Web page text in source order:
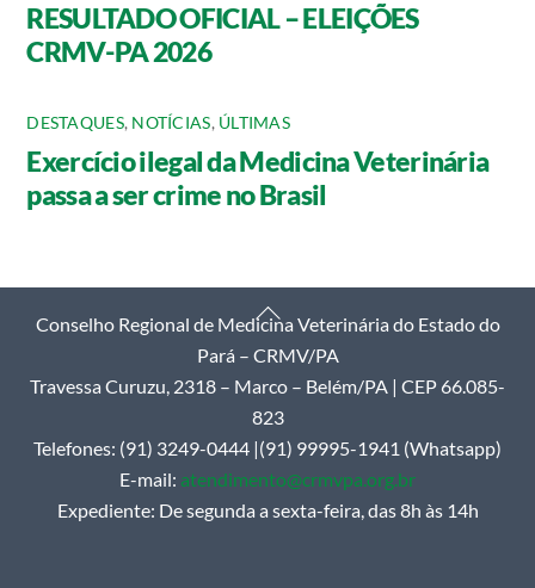
RESULTADO OFICIAL – ELEIÇÕES
CRMV-PA 2026
DESTAQUES, NOTÍCIAS, ÚLTIMAS
Exercício ilegal da Medicina Veterinária
passa a ser crime no Brasil
Back
To
Top
Conselho Regional de Medicina Veterinária do Estado do
Pará – CRMV/PA
Travessa Curuzu, 2318 – Marco – Belém/PA | CEP 66.085-
823
Telefones: (91) 3249-0444 |(91) 99995-1941 (Whatsapp)
E-mail: atendimento@crmvpa.org.br
Expediente: De segunda a sexta-feira, das 8h às 14h